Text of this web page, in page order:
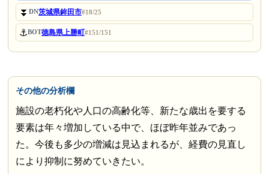
⏬DN茨城県鉾田市#18/25
⚓BOT徳島県上勝町#151/151
その他の分析欄
施設の老朽化や人口の高齢化等、新たな歳出を要する
要素は年々増加している中で、ほぼ昨年並みであっ
た。今後も多少の増減は見込まれるが、経費の見直し
により抑制に努めていきたい。